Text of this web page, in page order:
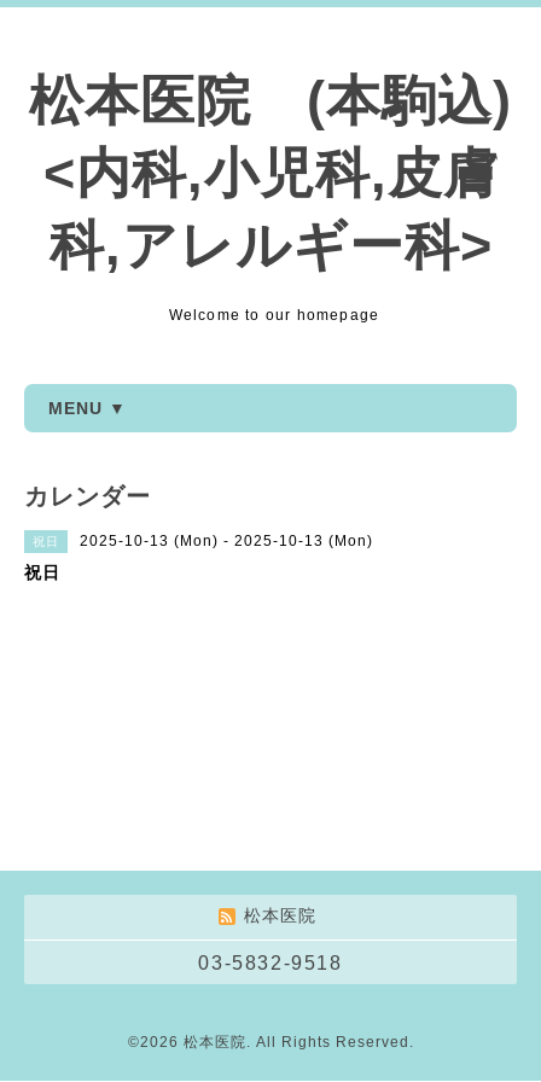
松本医院 (本駒込)
<内科,小児科,皮膚
科,アレルギー科>
Welcome to our homepage
MENU ▼
カレンダー
祝日 2025-10-13 (Mon) - 2025-10-13 (Mon)
祝日
松本医院
03-5832-9518
©2026 松本医院. All Rights Reserved.